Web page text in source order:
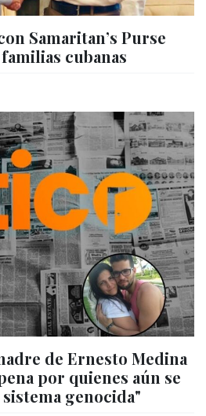
Samaritan’s Purse
cubanas
de Ernesto Medina
por quienes aún se
genocida"